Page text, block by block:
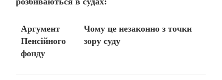
Аргумент
Пенсійного
фонду
Чому це незаконно з точки
зору суду